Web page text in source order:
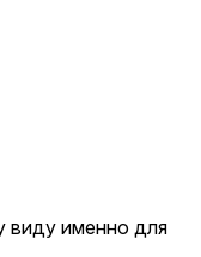
виду именно для